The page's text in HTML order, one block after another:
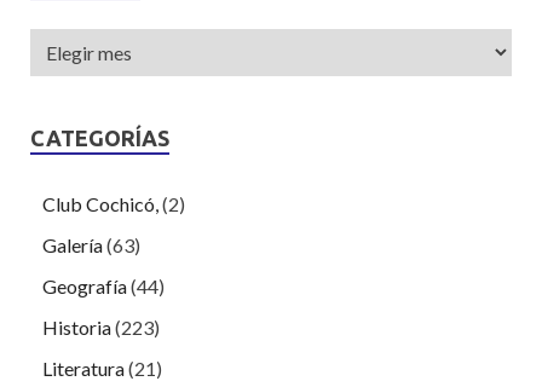
CATEGORÍAS
Club Cochicó,(2)
Galería(63)
Geografía(44)
Historia(223)
Literatura(21)